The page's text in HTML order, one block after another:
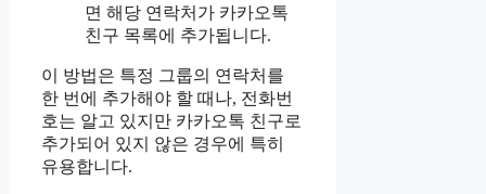
면 해당 연락처가 카카오톡
친구 목록에 추가됩니다.
이 방법은 특정 그룹의 연락처를
한 번에 추가해야 할 때나, 전화번
호는 알고 있지만 카카오톡 친구로
추가되어 있지 않은 경우에 특히
유용합니다.